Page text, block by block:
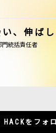
、伸ばし
門統括責任者
HACKをフォ